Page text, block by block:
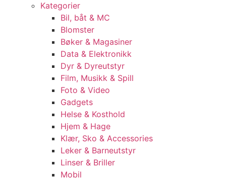
Kategorier
Bil, båt & MC
Blomster
Bøker & Magasiner
Data & Elektronikk
Dyr & Dyreutstyr
Film, Musikk & Spill
Foto & Video
Gadgets
Helse & Kosthold
Hjem & Hage
Klær, Sko & Accessories
Leker & Barneutstyr
Linser & Briller
Mobil